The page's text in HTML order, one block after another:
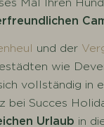
und der
wie
vollständig
bei Succes
Urlaub in